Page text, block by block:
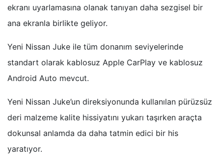
ekranı uyarlamasına olanak tanıyan daha sezgisel bir
ana ekranla birlikte geliyor.
Yeni Nissan Juke ile tüm donanım seviyelerinde
standart olarak kablosuz Apple CarPlay ve kablosuz
Android Auto mevcut.
Yeni Nissan Juke’un direksiyonunda kullanılan pürüzsüz
deri malzeme kalite hissiyatını yukarı taşırken araçta
dokunsal anlamda da daha tatmin edici bir his
yaratıyor.